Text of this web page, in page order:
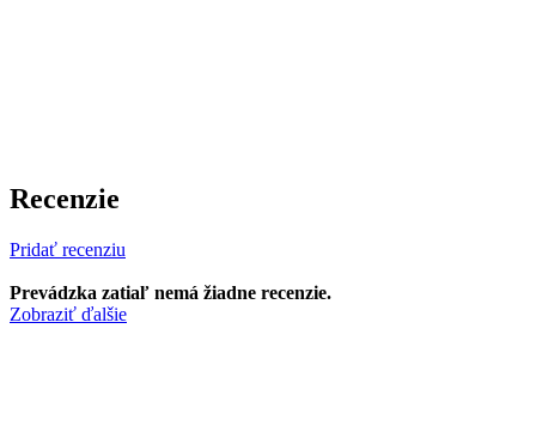
Recenzie
Pridať recenziu
Prevádzka zatiaľ nemá žiadne recenzie.
Zobraziť ďalšie